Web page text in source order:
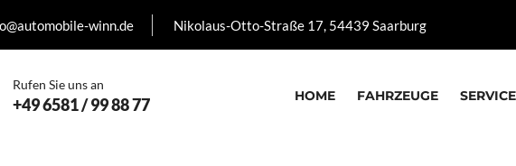
winn.de Nikolaus-Otto-Straße 17, 54439 Saarburg
Rufen Sie uns an
+49 6581 / 99 88 77 HOME FAHRZEUGE SERVICE